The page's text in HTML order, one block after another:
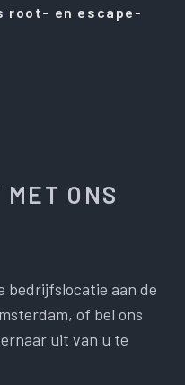
root- en escape-
ONS
bedrijfslocatie aan de
of bel ons
uit van u te